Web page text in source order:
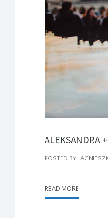
ALEKSANDRA
POSTED BY :
READ MORE